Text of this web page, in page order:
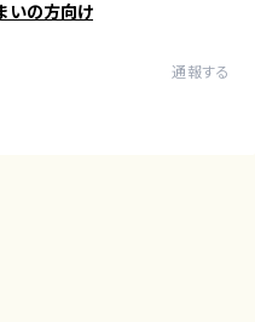
いの方向け
通報する